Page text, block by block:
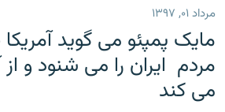
مرداد ۰۱, ۱۳۹۷
مایک پمپئو می گوید
مردم ایران را می شنود و
می کند